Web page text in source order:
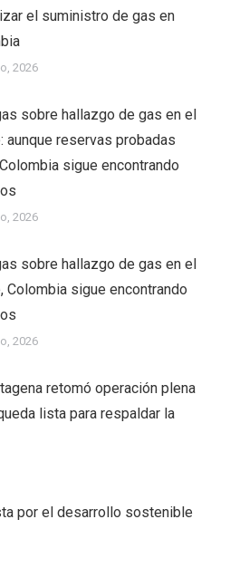
el suministro de gas en
2026
sobre hallazgo de gas en el
aunque reservas probadas
sigue encontrando
2026
sobre hallazgo de gas en el
Colombia sigue encontrando
2026
retomó operación plena
lista para respaldar la
por el desarrollo sostenible